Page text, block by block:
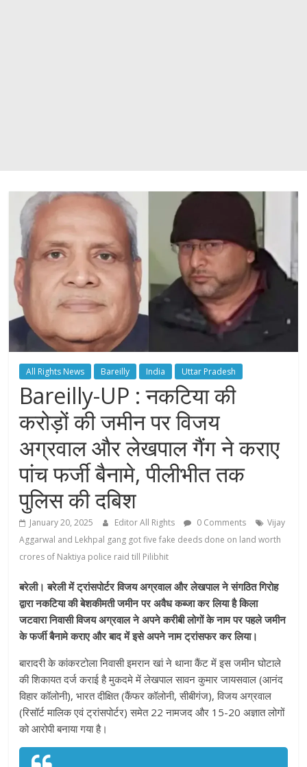
All Rights News Bareilly India Uttar Pradesh
Bareilly-UP : नकटिया की
करोड़ों की जमीन पर विजय
अग्रवाल और लेखपाल गैंग ने कराए
पांच फर्जी बैनामे, पीलीभीत तक
पुलिस की दबिश
January 20, 2025 Editor All Rights 0 Comments
Vijay
Aggarwal and Lekhpal gang got five fake deeds done on land worth
crores of Naktiya police raid till Pilibhit
बरेली। बरेली में ट्रांसपोर्टर विजय अग्रवाल और लेखपाल ने संगठित गिरोह
द्वारा नकटिया की बेशकीमती जमीन पर अवैध कब्जा कर लिया है किला
जटवारा निवासी विजय अग्रवाल ने अपने करीबी लोगों के नाम पर पहले जमीन
के फर्जी बैनामे कराए और बाद में इसे अपने नाम ट्रांसफर कर लिया।
बारादरी के कांकरटोला निवासी इमरान खां ने थाना कैंट में इस जमीन घोटाले
की शिकायत दर्ज कराई है मुकदमे में लेखपाल सावन कुमार जायसवाल (आनंद
विहार कॉलोनी), भारत दीक्षित (कैंफर कॉलोनी, सीबीगंज), विजय अग्रवाल
(रिसॉर्ट मालिक एवं ट्रांसपोर्टर) समेत 22 नामजद और 15-20 अज्ञात लोगों
को आरोपी बनाया गया है।